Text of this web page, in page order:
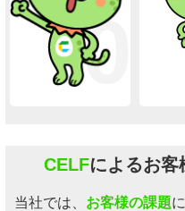
01
CELFによるお客
当社では、 お客様の課題